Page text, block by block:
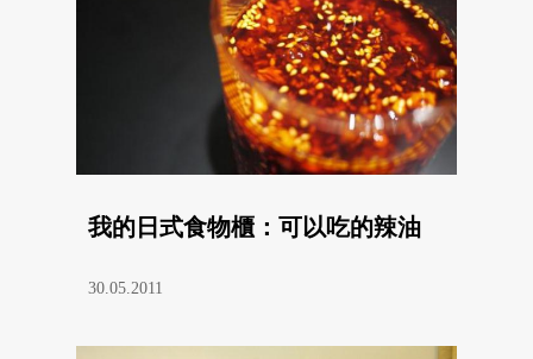
我的日式食物櫃：可以吃的辣油
30.05.2011